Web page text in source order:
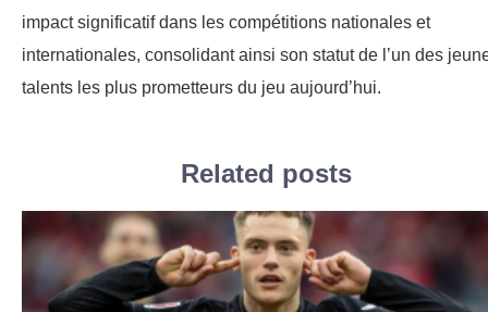
impact significatif dans les compétitions nationales et
internationales, consolidant ainsi son statut de l’un des
talents les plus prometteurs du jeu aujourd’hui.
Related posts